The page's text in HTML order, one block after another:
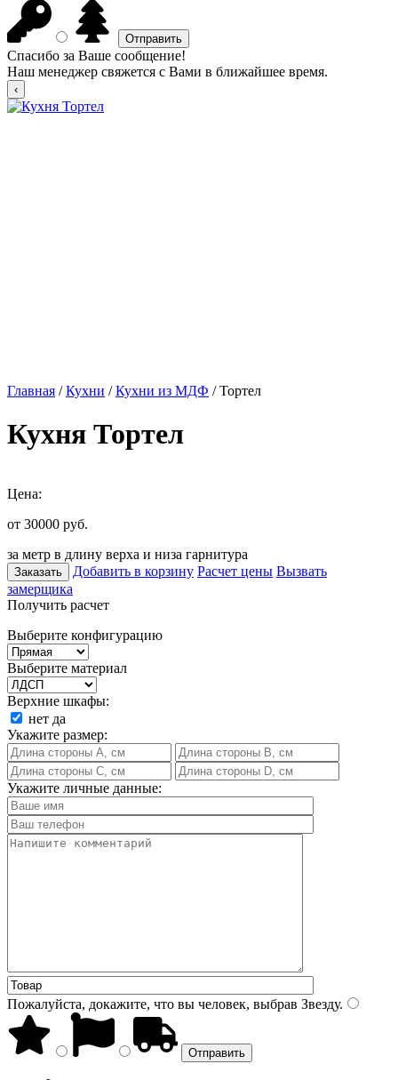
Спасибо за Ваше сообщение!
Наш менеджер свяжется с Вами в ближайшее время.
Главная /Кухни /Кухни из МДФ / Тортел
Кухня Тортел
Цена:
от 30000 руб.
за метр в длину верха и низа гарнитура
Заказать Добавить в корзину Расчет цены Вызвать
замерщика
Получить расчет
Выберите конфигурацию
Выберите материал
Верхние шкафы:
нет да
Укажите размер:
Укажите личные данные:
Пожалуйста, докажите, что вы человек, выбрав Звезду.